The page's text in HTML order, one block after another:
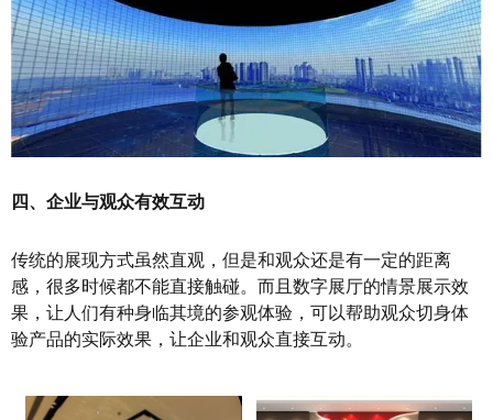
四、企业与观众有效互动
传统的展现方式虽然直观，但是和观众还是有一定的距离
感，很多时候都不能直接触碰。而且数字展厅的情景展示效
果，让人们有种身临其境的参观体验，可以帮助观众切身体
验产品的实际效果，让企业和观众直接互动。